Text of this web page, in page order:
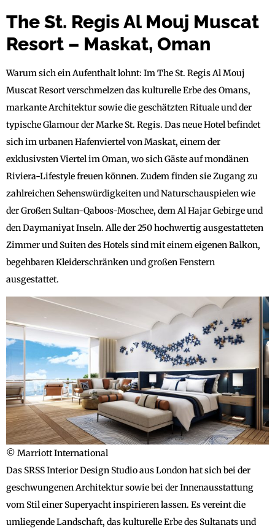
The St. Regis Al Mouj Muscat
Resort – Maskat, Oman
Warum sich ein Aufenthalt lohnt: Im The St. Regis Al Mouj
Muscat Resort verschmelzen das kulturelle Erbe des Omans,
markante Architektur sowie die geschätzten Rituale und der
typische Glamour der Marke St. Regis. Das neue Hotel befindet
sich im urbanen Hafenviertel von Maskat, einem der
exklusivsten Viertel im Oman, wo sich Gäste auf mondänen
Riviera-Lifestyle freuen können. Zudem finden sie Zugang zu
zahlreichen Sehenswürdigkeiten und Naturschauspielen wie
der Großen Sultan-Qaboos-Moschee, dem Al Hajar Gebirge und
den Daymaniyat Inseln. Alle der 250 hochwertig ausgestatteten
Zimmer und Suiten des Hotels sind mit einem eigenen Balkon,
begehbaren Kleiderschränken und großen Fenstern
ausgestattet.
© Marriott International
Das SRSS Interior Design Studio aus London hat sich bei der
geschwungenen Architektur sowie bei der Innenausstattung
vom Stil einer Superyacht inspirieren lassen. Es vereint die
umliegende Landschaft, das kulturelle Erbe des Sultanats und